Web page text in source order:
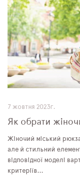
7 жовтня 2023г.
Як обрати
Жіночий міський
але й стильний
відповідної моделі
критеріїв...